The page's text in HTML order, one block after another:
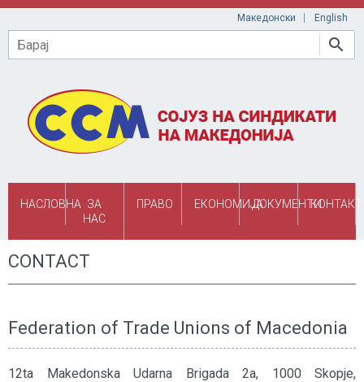
Skip to main content
Македонски English
Барај
НАСЛОВНА ЗА
НАС
ПРАВО ЕКОНОМИЈАДОКУМЕНТИКОНТАКТ
CONTACT
Federation of Trade Unions of Macedonia
12ta Makedonska Udarna Brigada 2a, 1000 Skopje,